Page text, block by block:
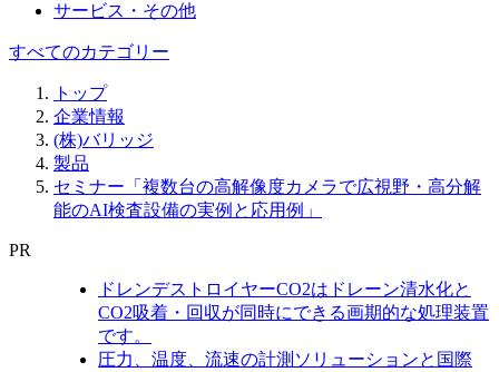
サービス・その他
すべてのカテゴリー
トップ
企業情報
(株)バリッジ
製品
セミナー「複数台の高解像度カメラで広視野・高分解
能のAI検査設備の実例と応用例」
PR
ドレンデストロイヤーCO2はドレーン清水化と
CO2吸着・回収が同時にできる画期的な処理装置
です。
圧力、温度、流速の計測ソリューションと国際